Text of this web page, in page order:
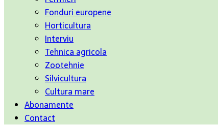
Fonduri europene
Horticultura
Interviu
Tehnica agricola
Zootehnie
Silvicultura
Cultura mare
Abonamente
Contact